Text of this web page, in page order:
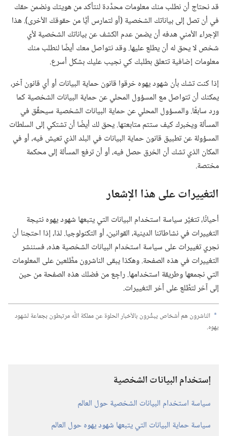
قد نحتاج أن نطلب منك معلومات محدَّدة لنتأكد من هويتك ونضمن حقك
في أن تصل إلى بياناتك الشخصية (‏أو لتمارس أيًّا من حقوقك الأخرى)‏.‏ هذا
الإجراء الأمني هدفه أن يضمن عدم الكشف عن بياناتك الشخصية لأي
شخص لا يحق له أن يطلع عليها.‏ وقد نتواصل معك أيضًا لنطلب منك
معلومات إضافية تتعلق بطلبك كي نجيب عليك بشكل أسرع.‏
إذا كنت تشك بأن شهود يهوه خرقوا قانون حماية البيانات أو أي قانون آخر،‏
يمكنك أن تتواصل مع المسؤول المحلي عن حماية البيانات الشخصية كما
ورد سابقًا.‏ والمسؤول المحلي عن حماية البيانات الشخصية سيحقِّق في
المسألة ويخبرك كيف ستتم متابعتها.‏ يحق لك أيضًا أن تشتكي إلى السلطات
المسؤولة عن تطبيق قانون حماية البيانات في البلد الذي تعيش فيه،‏ أو في
المكان الذي تشك أن الخرق حصل فيه،‏ أو أن ترفع المسألة إلى محكمة
مختصة.‏
التغييرات على هذا الإشعار
أحيانًا،‏ تتغيَّر سياسة استخدام البيانات التي يتبعها شهود يهوه نتيجة
التغييرات في نشاطاتنا الدينية،‏ القوانين،‏ أو التكنولوجيا.‏ لذا،‏ إذا احتجنا أن
نجري تغييرات على سياسة استخدام البيانات الشخصية هذه،‏ فسننشر
التغييرات في هذه الصفحة.‏ وهكذا يبقى الناشرون مطَّلعين على المعلومات
التي نجمعها وطريقة استخدامها.‏ راجِع من فضلك هذه الصفحة من حين
إلى آخر لتطَّلع على آخر التغييرات.‏
a الناشرون هم أشخاص يبشِّرون بالأخبار الحلوة عن مملكة اللّٰه مرتبطون بجماعة لشهود
يهوه.‏
إستخدام البيانات الشخصية
سياسة استخدام البيانات الشخصية حول العالم
سياسة حماية البيانات التي يتبعها شهود يهوه حول العالم